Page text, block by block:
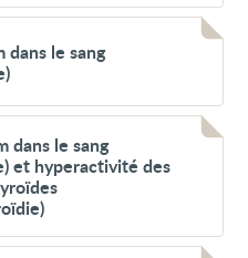
dans le sang
dans le sang
et hyperactivité des